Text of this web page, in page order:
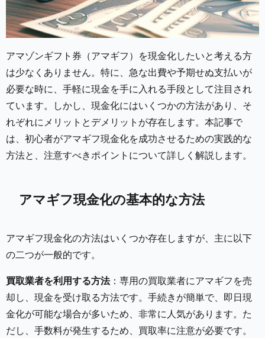
アマゾンギフト券（アマギフ）を現金化したいと考える方
は少なくありません。特に、急な出費や予期せぬ支払いが
必要な時に、手軽に現金を手に入れる手段として注目され
ています。しかし、現金化にはいくつかの方法があり、そ
れぞれにメリットとデメリットが存在します。本記事で
は、初心者がアマギフ現金化を成功させるための実践的な
方法と、注意すべきポイントについて詳しく解説します。
アマギフ現金化の基本的な方法
アマギフ現金化の方法はいくつか存在しますが、主に以下
の二つが一般的です。
買取業者を利用する方法：専用の買取業者にアマギフを売
却し、現金を受け取る方法です。手続きが簡単で、即日現
金化が可能な場合が多いため、非常に人気があります。た
だし、手数料が発生するため、買取率に注意が必要です。